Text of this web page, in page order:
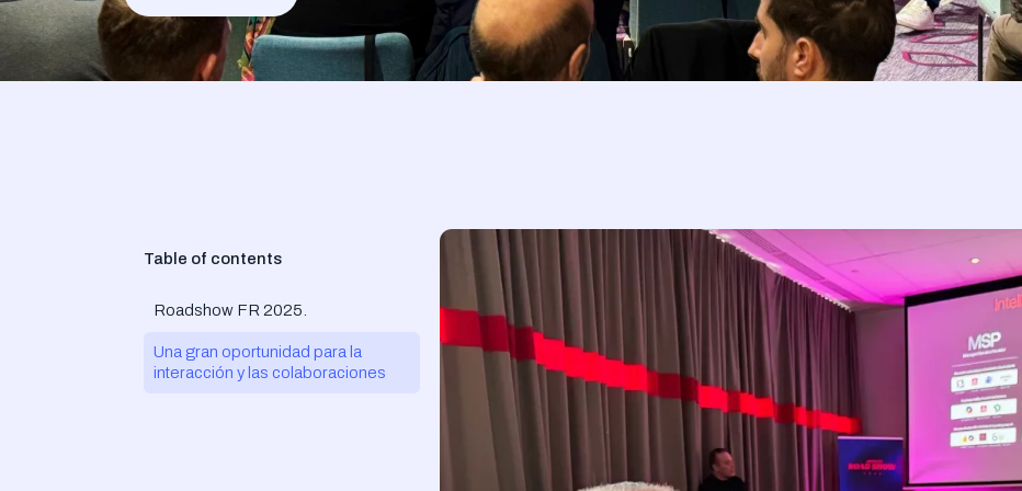
Table of contents
Roadshow FR 2025.
Una gran oportunidad para la
interacción y las colaboraciones